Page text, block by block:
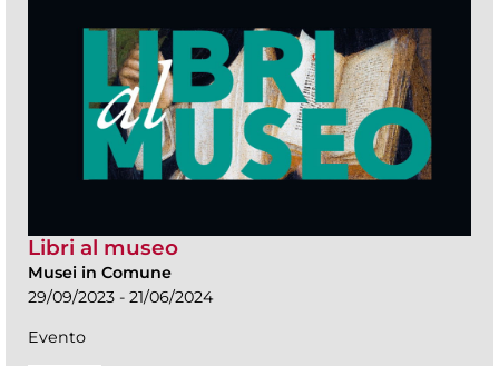
Libri al museo
Musei in Comune
29/09/2023 - 21/06/2024
Evento